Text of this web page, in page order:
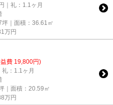
｜礼：1.1ヶ月
｜面積：36.61㎡
万円
費 19,800円)
礼：1.1ヶ月
｜面積：20.59㎡
万円